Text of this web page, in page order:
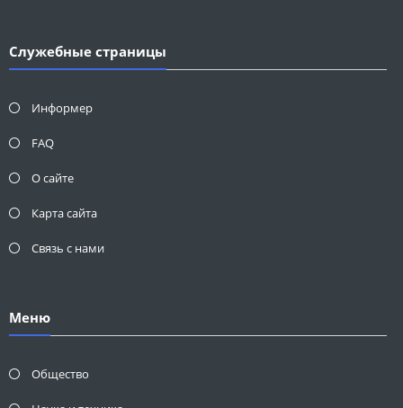
Служебные страницы
Информер
FAQ
О сайте
Карта сайта
Связь с нами
Меню
Общество